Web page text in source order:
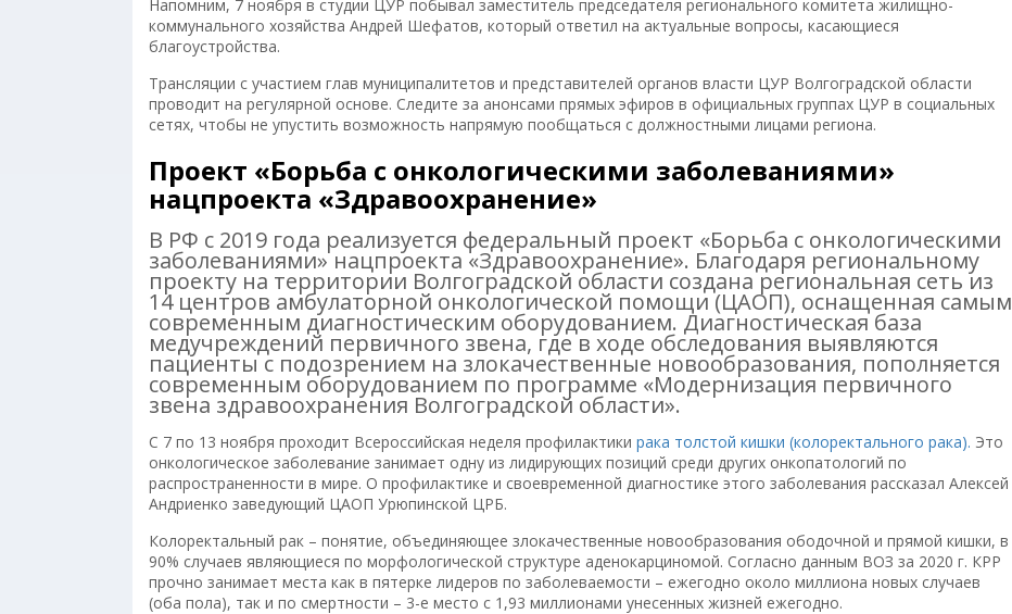
Напомним, 7 ноября в студии ЦУР побывал заместитель председателя регионального комитета жилищно-
коммунального хозяйства Андрей Шефатов, который ответил на актуальные вопросы, касающиеся
благоустройства.
Трансляции с участием глав муниципалитетов и представителей органов власти ЦУР Волгоградской области
проводит на регулярной основе. Следите за анонсами прямых эфиров в официальных группах ЦУР в социальных
сетях, чтобы не упустить возможность напрямую пообщаться с должностными лицами региона.
Проект «Борьба с онкологическими заболеваниями»
нацпроекта «Здравоохранение»
В РФ с 2019 года реализуется федеральный проект «Борьба с онкологическими
заболеваниями» нацпроекта «Здравоохранение». Благодаря региональному
проекту на территории Волгоградской области создана региональная сеть из
14 центров амбулаторной онкологической помощи (ЦАОП), оснащенная самым
современным диагностическим оборудованием. Диагностическая база
медучреждений первичного звена, где в ходе обследования выявляются
пациенты с подозрением на злокачественные новообразования, пополняется
современным оборудованием по программе «Модернизация первичного
звена здравоохранения Волгоградской области».
С 7 по 13 ноября проходит Всероссийская неделя профилактики рака толстой кишки (колоректального рака). Это
онкологическое заболевание занимает одну из лидирующих позиций среди других онкопатологий по
распространенности в мире. О профилактике и своевременной диагностике этого заболевания рассказал Алексей
Андриенко заведующий ЦАОП Урюпинской ЦРБ.
Колоректальный рак – понятие, объединяющее злокачественные новообразования ободочной и прямой кишки, в
90% случаев являющиеся по морфологической структуре аденокарциномой. Согласно данным ВОЗ за 2020 г. КРР
прочно занимает места как в пятерке лидеров по заболеваемости – ежегодно около миллиона новых случаев
(оба пола), так и по смертности – 3-е место с 1,93 миллионами унесенных жизней ежегодно.